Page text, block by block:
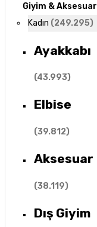
Giyim & Aksesuar
Kadın (249.295)
Ayakkabı
(43.993)
Elbise
(39.812)
Aksesuar
(38.119)
Dış Giyim